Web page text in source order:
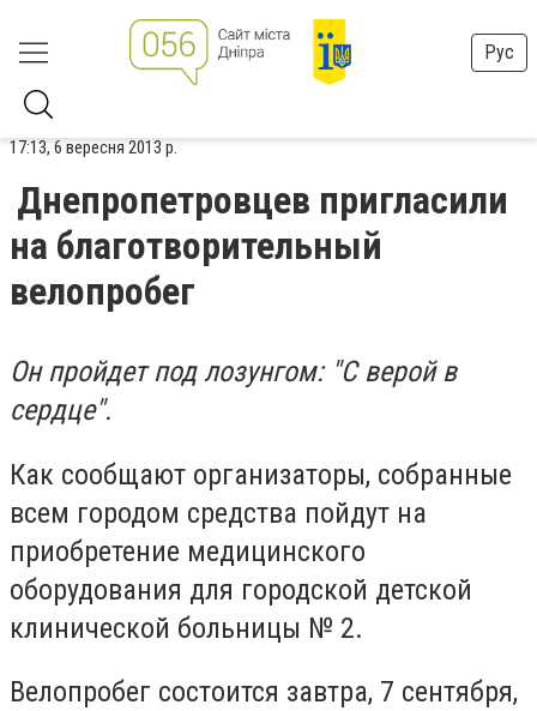
Рус
17:13, 6 вересня 2013 р.
Днепропетровцев пригласили
на благотворительный
велопробег
Он пройдет под лозунгом:"С верой в
сердце".
Как сообщают организаторы, собранные
всем городом средства пойдут на
приобретение медицинского
оборудования для городской детской
клинической больницы № 2.
Велопробег состоится завтра, 7 сентября,